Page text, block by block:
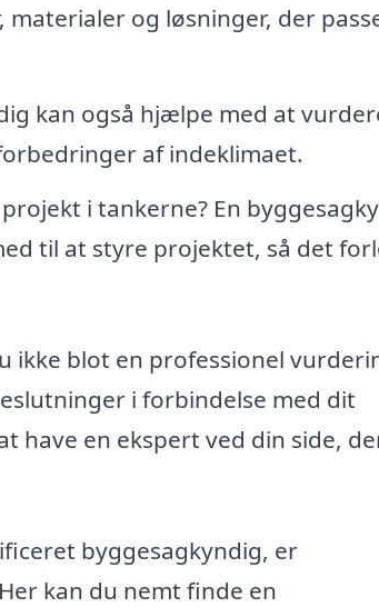
og løsninger, der
kan også hjælpe med at
af indeklimaet.
i tankerne? En
til at styre projektet, så det
ikke blot en professionel
i forbindelse med dit
have en ekspert ved din side,
byggesagkyndig, er
kan du nemt finde en